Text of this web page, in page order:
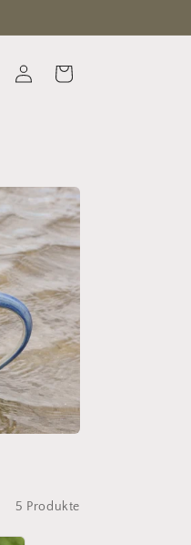
EinloggenWarenkorb
5 Produkte